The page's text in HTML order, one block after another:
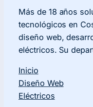
Más de 18 años
tecnológicos en
diseño web,
eléctricos. Su
Inicio
Diseño Web
Eléctricos